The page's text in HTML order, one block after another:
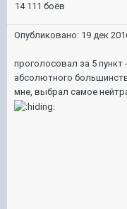
14 111 боёв
Опубликовано: 19 дек
проголосовал за 5
абсолютного
мне, выбрал самое